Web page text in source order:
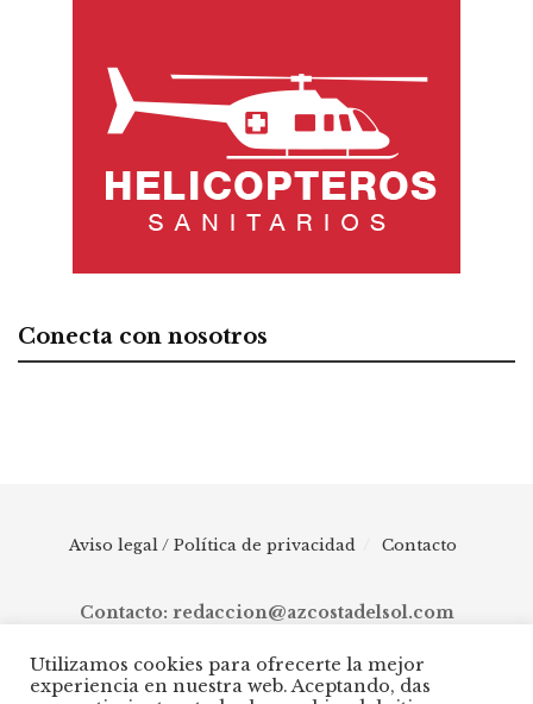
Conecta con nosotros
Aviso legal / Política de privacidad Contacto
Contacto: redaccion@azcostadelsol.com
© 2025 AZ Costa del Sol - Diario digital de Málaga capital hasta
Utilizamos cookies para ofrecerte la mejor
experiencia en nuestra web. Aceptando, das